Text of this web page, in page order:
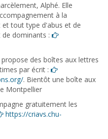
Alphé. Elle
à la
tout type d'abus et de
dominants :
des boîtes aux lettres
par écrit :
. Bientôt une boîte aux
Montpellier
gratuitement les
https://criavs.chu-